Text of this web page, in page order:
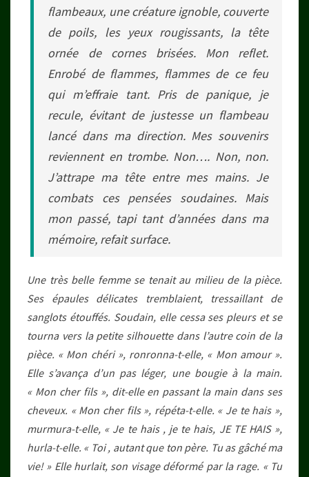
flambeaux, une créature ignoble, couverte
de poils, les yeux rougissants, la tête
ornée de cornes brisées. Mon reflet.
Enrobé de flammes, flammes de ce feu
qui m’effraie tant. Pris de panique, je
recule, évitant de justesse un flambeau
lancé dans ma direction. Mes souvenirs
reviennent en trombe. Non…. Non, non.
J’attrape ma tête entre mes mains. Je
combats ces pensées soudaines. Mais
mon passé, tapi tant d’années dans ma
mémoire, refait surface.
Une très belle femme se tenait au milieu de la pièce.
Ses épaules délicates tremblaient, tressaillant de
sanglots étouffés. Soudain, elle cessa ses pleurs et se
tourna vers la petite silhouette dans l’autre coin de la
pièce. « Mon chéri », ronronna-t-elle, « Mon amour ».
Elle s’avança d’un pas léger, une bougie à la main.
« Mon cher fils », dit-elle en passant la main dans ses
cheveux. « Mon cher fils », répéta-t-elle. « Je te hais »,
murmura-t-elle, « Je te hais , je te hais, JE TE HAIS »,
hurla-t-elle. « Toi , autant que ton père. Tu as gâché ma
vie! » Elle hurlait, son visage déformé par la rage. « Tu